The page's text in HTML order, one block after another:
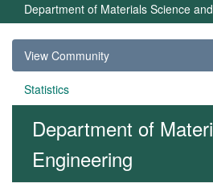
Department of Materials Science
View Community
Statistics
Department of
Engineering